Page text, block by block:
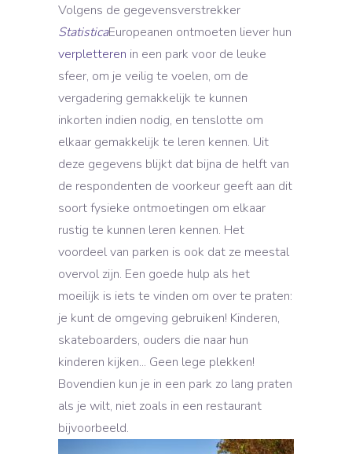
Volgens de gegevensverstrekker
StatisticaEuropeanen ontmoeten liever hun
verpletteren in een park voor de leuke
sfeer, om je veilig te voelen, om de
vergadering gemakkelijk te kunnen
inkorten indien nodig, en tenslotte om
elkaar gemakkelijk te leren kennen. Uit
deze gegevens blijkt dat bijna de helft van
de respondenten de voorkeur geeft aan dit
soort fysieke ontmoetingen om elkaar
rustig te kunnen leren kennen. Het
voordeel van parken is ook dat ze meestal
overvol zijn. Een goede hulp als het
moeilijk is iets te vinden om over te praten:
je kunt de omgeving gebruiken! Kinderen,
skateboarders, ouders die naar hun
kinderen kijken... Geen lege plekken!
Bovendien kun je in een park zo lang praten
als je wilt, niet zoals in een restaurant
bijvoorbeeld.